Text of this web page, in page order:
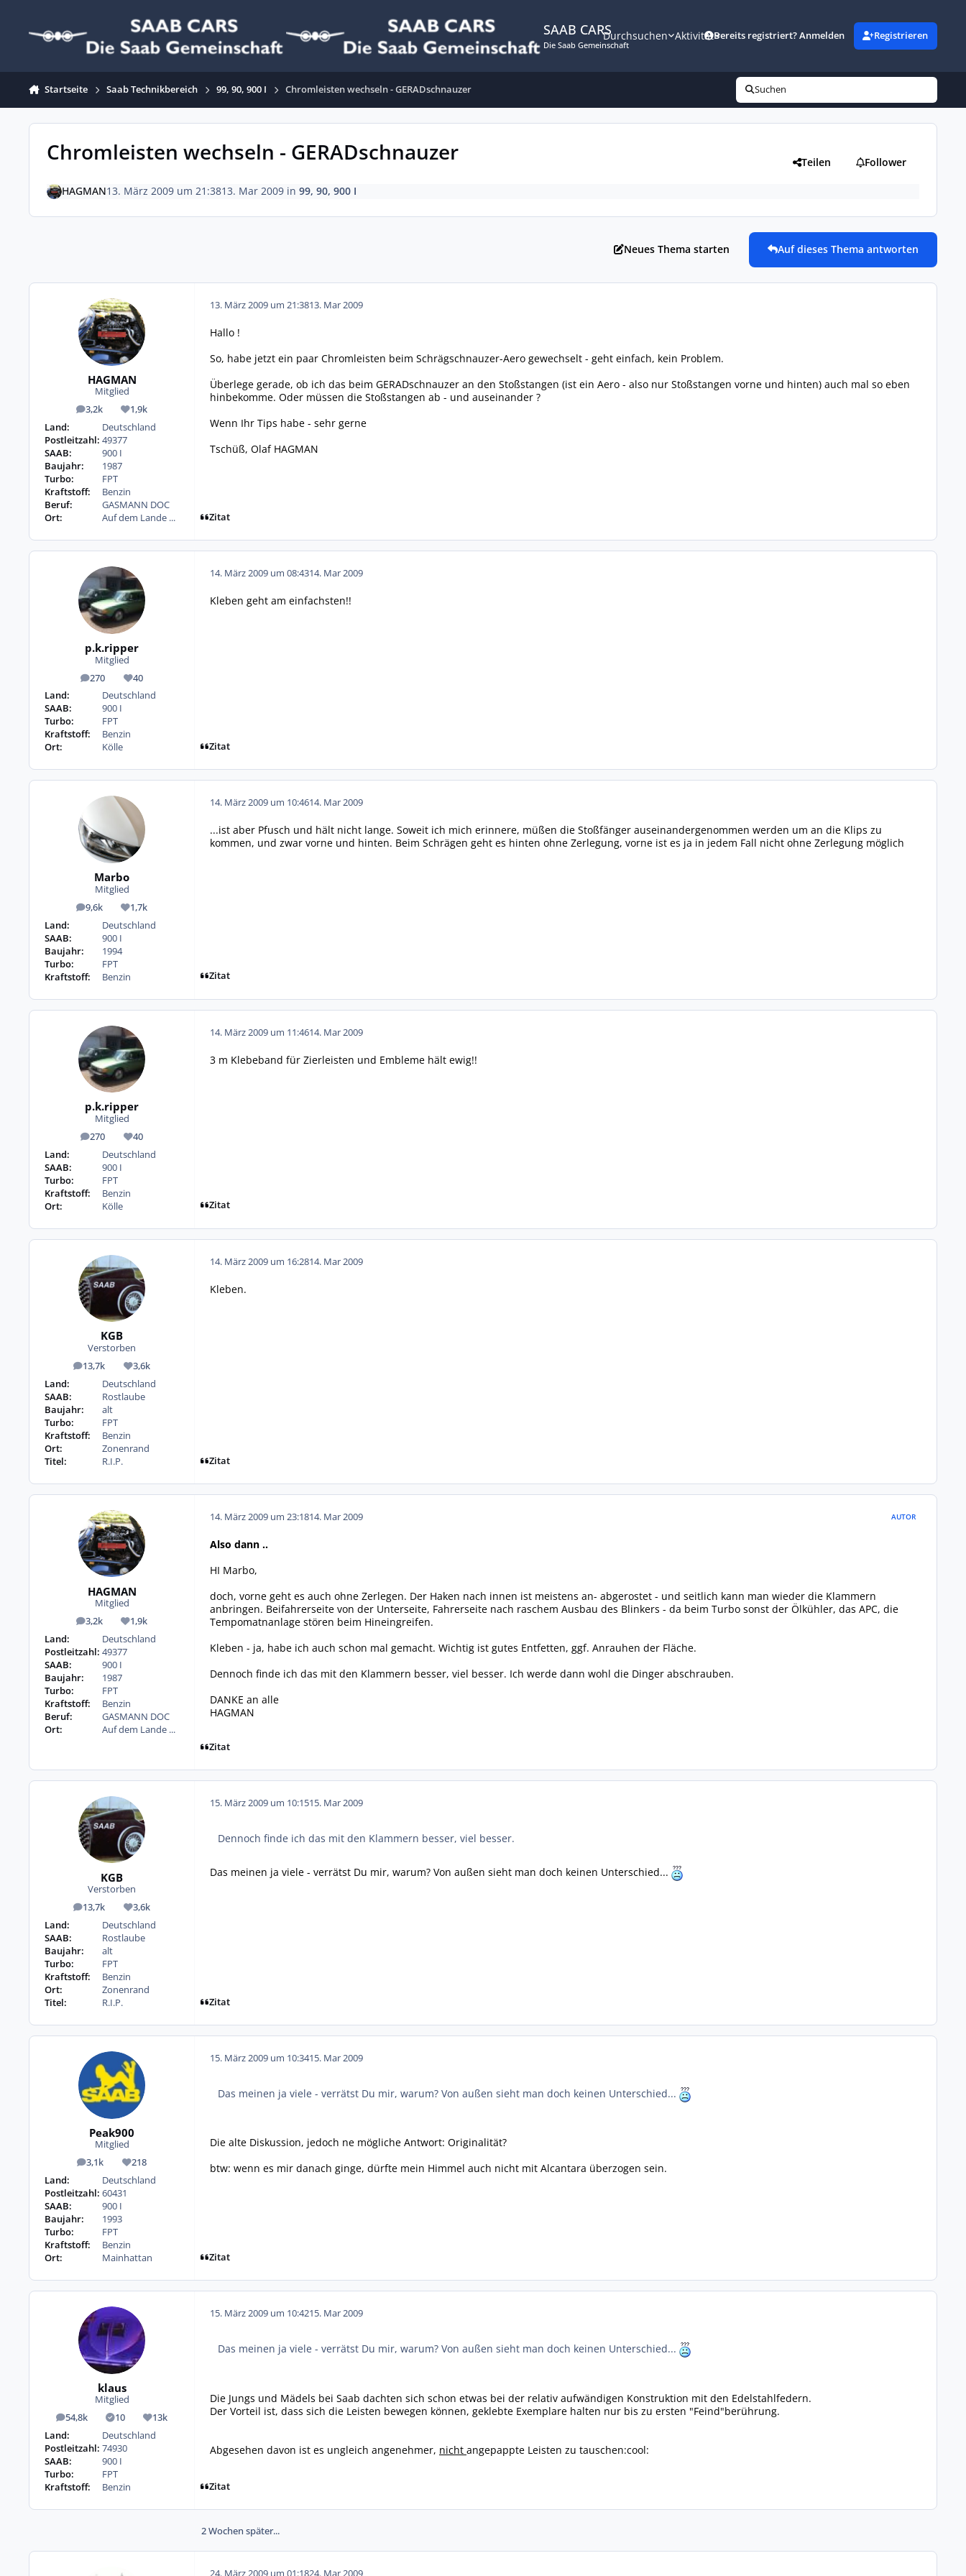
SAAB CARS
Die Saab Gemeinschaft
Durchsuchen AktivitätBereits registriert? Anmelden Registrieren
Startseite Saab Technikbereich 99, 90, 900 I Chromleisten wechseln - GERADschnauzer Suchen
Chromleisten wechseln - GERADschnauzer Teilen Follower
HAGMAN13. März 2009 um 21:3813. Mar 2009in 99, 90, 900 I
Neues Thema starten Auf dieses Thema antworten
HAGMAN
Mitglied
3,2k
Beiträge 1,9k
Reputation
Land:
Deutschland
Postleitzahl: 49377
SAAB:
900 I
Baujahr:
1987
Turbo:
FPT
Kraftstoff:
Benzin
Beruf:
GASMANN DOC
Ort:
Auf dem Lande ...
13. März 2009 um 21:3813. Mar 2009
Hallo !
So, habe jetzt ein paar Chromleisten beim Schrägschnauzer-Aero gewechselt - geht einfach, kein Problem.
Überlege gerade, ob ich das beim GERADschnauzer an den Stoßstangen (ist ein Aero - also nur Stoßstangen vorne und hinten) auch mal so eben
hinbekomme. Oder müssen die Stoßstangen ab - und auseinander ?
Wenn Ihr Tips habe - sehr gerne
Tschüß, Olaf HAGMAN
Zitat
p.k.ripper
Mitglied
270
Beiträge 40
Reputation
Land:
Deutschland
SAAB:
900 I
Turbo:
FPT
Kraftstoff:
Benzin
Ort:
Kölle
14. März 2009 um 08:4314. Mar 2009
Kleben geht am einfachsten!!
Zitat
Marbo
Mitglied
9,6k
Beiträge 1,7k
Reputation
Land:
Deutschland
SAAB:
900 I
Baujahr:
1994
Turbo:
FPT
Kraftstoff:
Benzin
14. März 2009 um 10:4614. Mar 2009
...ist aber Pfusch und hält nicht lange. Soweit ich mich erinnere, müßen die Stoßfänger auseinandergenommen werden um an die Klips zu
kommen, und zwar vorne und hinten. Beim Schrägen geht es hinten ohne Zerlegung, vorne ist es ja in jedem Fall nicht ohne Zerlegung möglich
Zitat
p.k.ripper
Mitglied
270
Beiträge 40
Reputation
Land:
Deutschland
SAAB:
900 I
Turbo:
FPT
Kraftstoff:
Benzin
Ort:
Kölle
14. März 2009 um 11:4614. Mar 2009
3 m Klebeband für Zierleisten und Embleme hält ewig!!
Zitat
KGB
Verstorben
13,7k
Beiträge 3,6k
Reputation
Land:
Deutschland
SAAB:
Rostlaube
Baujahr:
alt
Turbo:
FPT
Kraftstoff:
Benzin
Ort:
Zonenrand
Titel:
R.I.P.
14. März 2009 um 16:2814. Mar 2009
Kleben.
Zitat
HAGMAN
Mitglied
3,2k
Beiträge 1,9k
Reputation
Land:
Deutschland
Postleitzahl: 49377
SAAB:
900 I
Baujahr:
1987
Turbo:
FPT
Kraftstoff:
Benzin
Beruf:
GASMANN DOC
Ort:
Auf dem Lande ...
14. März 2009 um 23:1814. Mar 2009 AUTOR
Also dann ..
HI Marbo,
doch, vorne geht es auch ohne Zerlegen. Der Haken nach innen ist meistens an- abgerostet - und seitlich kann man wieder die Klammern
anbringen. Beifahrerseite von der Unterseite, Fahrerseite nach raschem Ausbau des Blinkers - da beim Turbo sonst der Ölkühler, das APC, die
Tempomatnanlage stören beim Hineingreifen.
Kleben - ja, habe ich auch schon mal gemacht. Wichtig ist gutes Entfetten, ggf. Anrauhen der Fläche.
Dennoch finde ich das mit den Klammern besser, viel besser. Ich werde dann wohl die Dinger abschrauben.
DANKE an alle
HAGMAN
Zitat
KGB
Verstorben
13,7k
Beiträge 3,6k
Reputation
Land:
Deutschland
SAAB:
Rostlaube
Baujahr:
alt
Turbo:
FPT
Kraftstoff:
Benzin
Ort:
Zonenrand
Titel:
R.I.P.
15. März 2009 um 10:1515. Mar 2009
Dennoch finde ich das mit den Klammern besser, viel besser.
Das meinen ja viele - verrätst Du mir, warum? Von außen sieht man doch keinen Unterschied...
Zitat
Peak900
Mitglied
3,1k
Beiträge 218
Reputation
Land:
Deutschland
Postleitzahl: 60431
SAAB:
900 I
Baujahr:
1993
Turbo:
FPT
Kraftstoff:
Benzin
Ort:
Mainhattan
15. März 2009 um 10:3415. Mar 2009
Das meinen ja viele - verrätst Du mir, warum? Von außen sieht man doch keinen Unterschied...
Die alte Diskussion, jedoch ne mögliche Antwort: Originalität?
btw: wenn es mir danach ginge, dürfte mein Himmel auch nicht mit Alcantara überzogen sein.
Zitat
klaus
Mitglied
54,8k
Beiträge 10
Lösungen13k
Reputation
Land:
Deutschland
Postleitzahl: 74930
SAAB:
900 I
Turbo:
FPT
Kraftstoff:
Benzin
15. März 2009 um 10:4215. Mar 2009
Das meinen ja viele - verrätst Du mir, warum? Von außen sieht man doch keinen Unterschied...
Die Jungs und Mädels bei Saab dachten sich schon etwas bei der relativ aufwändigen Konstruktion mit den Edelstahlfedern.
Der Vorteil ist, dass sich die Leisten bewegen können, geklebte Exemplare halten nur bis zu ersten "Feind"berührung.
Abgesehen davon ist es ungleich angenehmer, nicht angepappte Leisten zu tauschen:cool:
Zitat
2 Wochen später...